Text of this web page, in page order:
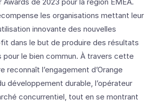
les organisations mettant leur
innovante des nouvelles
dans le but de produire des résultats
pour le bien commun. À travers cette
reconnaît l’engagement d’Orange
développement durable, l’opérateur
concurrentiel, tout en se montrant